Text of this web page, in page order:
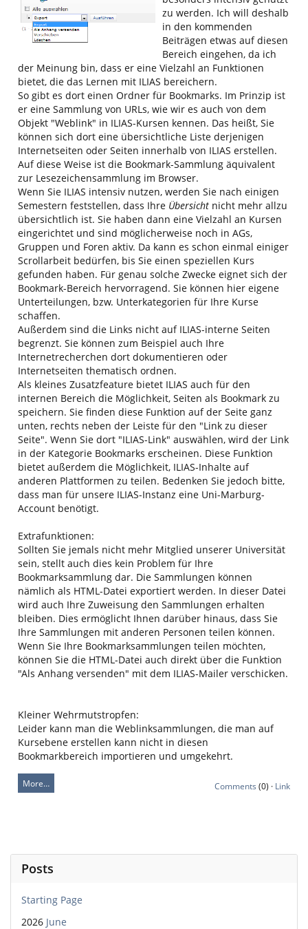
zu werden. Ich will deshalb
in den kommenden
Beiträgen etwas auf diesen
Bereich eingehen, da ich
der Meinung bin, dass er eine Vielzahl an Funktionen
bietet, die das Lernen mit ILIAS bereichern.
So gibt es dort einen Ordner für Bookmarks. Im Prinzip ist
er eine Sammlung von URLs, wie wir es auch von dem
Objekt "Weblink" in ILIAS-Kursen kennen. Das heißt, Sie
können sich dort eine übersichtliche Liste derjenigen
Internetseiten oder Seiten innerhalb von ILIAS erstellen.
Auf diese Weise ist die Bookmark-Sammlung äquivalent
zur Lesezeichensammlung im Browser.
Wenn Sie ILIAS intensiv nutzen, werden Sie nach einigen
Semestern feststellen, dass Ihre Übersicht nicht mehr allzu
übersichtlich ist. Sie haben dann eine Vielzahl an Kursen
eingerichtet und sind möglicherweise noch in AGs,
Gruppen und Foren aktiv. Da kann es schon einmal einiger
Scrollarbeit bedürfen, bis Sie einen speziellen Kurs
gefunden haben. Für genau solche Zwecke eignet sich der
Bookmark-Bereich hervorragend. Sie können hier eigene
Unterteilungen, bzw. Unterkategorien für Ihre Kurse
schaffen.
Außerdem sind die Links nicht auf ILIAS-interne Seiten
begrenzt. Sie können zum Beispiel auch Ihre
Internetrecherchen dort dokumentieren oder
Internetseiten thematisch ordnen.
Als kleines Zusatzfeature bietet ILIAS auch für den
internen Bereich die Möglichkeit, Seiten als Bookmark zu
speichern. Sie finden diese Funktion auf der Seite ganz
unten, rechts neben der Leiste für den "Link zu dieser
Seite". Wenn Sie dort "ILIAS-Link" auswählen, wird der Link
in der Kategorie Bookmarks erscheinen. Diese Funktion
bietet außerdem die Möglichkeit, ILIAS-Inhalte auf
anderen Plattformen zu teilen. Bedenken Sie jedoch bitte,
dass man für unsere ILIAS-Instanz eine Uni-Marburg-
Account benötigt.
Extrafunktionen:
Sollten Sie jemals nicht mehr Mitglied unserer Universität
sein, stellt auch dies kein Problem für Ihre
Bookmarksammlung dar. Die Sammlungen können
nämlich als HTML-Datei exportiert werden. In dieser Datei
wird auch Ihre Zuweisung den Sammlungen erhalten
bleiben. Dies ermöglicht Ihnen darüber hinaus, dass Sie
Ihre Sammlungen mit anderen Personen teilen können.
Wenn Sie Ihre Bookmarksammlungen teilen möchten,
können Sie die HTML-Datei auch direkt über die Funktion
"Als Anhang versenden" mit dem ILIAS-Mailer verschicken.
Kleiner Wehrmutstropfen:
Leider kann man die Weblinksammlungen, die man auf
Kursebene erstellen kann nicht in diesen
Bookmarkbereich importieren und umgekehrt.
More… Comments (0) · Link
Posts
Starting Page
2026 June